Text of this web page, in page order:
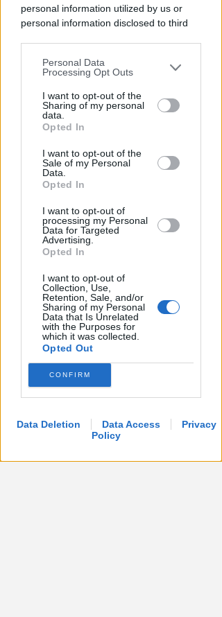
personal information utilized by us or
personal information disclosed to third
You may separately opt-out of the further
disclosure of your personal information
by third parties on the IAB’s list of
downstream participants.
by us to third parties on the IAB’s List of
Downstream Participants that may
further disclose it to other third parties.
Personal Data
Processing Opt Outs
I want to opt-out of the
Sharing of my personal
data.
Opted In
I want to opt-out of the
Sale of my Personal
Data.
Opted In
I want to opt-out of
processing my Personal
Data for Targeted
Advertising.
Opted In
I want to opt-out of
Collection, Use,
Retention, Sale, and/or
Sharing of my Personal
Data that Is Unrelated
with the Purposes for
which it was collected.
Opted Out
CONFIRM
Data Deletion Data Access
Privacy
Policy
Dati in crescita nella semestrale
di IEG, stime al rialzo per
l'esercizio 2026
Redazione